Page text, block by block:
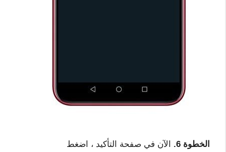
الخطوة 6.
الآن في صفحة التأكيد ، اضغط